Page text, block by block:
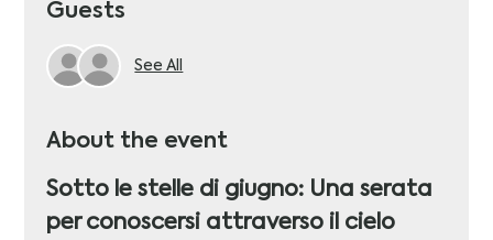
Guests
See All
About the event
Sotto le stelle di giugno: Una serata
per conoscersi attraverso il cielo